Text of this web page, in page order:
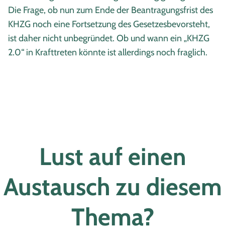
Die Frage, ob nun zum Ende der Beantragungsfrist des
KHZG noch eine Fortsetzung des Gesetzesbevorsteht,
ist daher nicht unbegründet. Ob und wann ein „KHZG
2.0“ in Krafttreten könnte ist allerdings noch fraglich.
Lust auf einen
Austausch zu diesem
Thema?